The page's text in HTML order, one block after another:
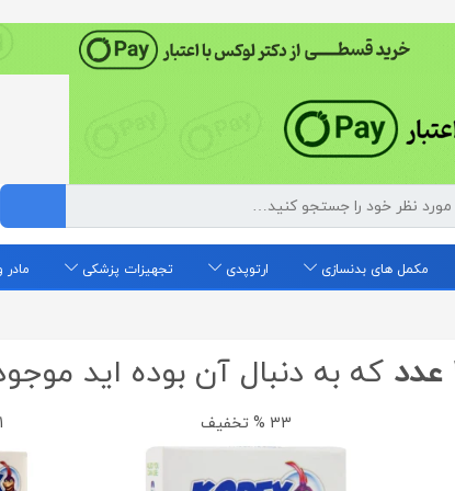
مکمل های بدنسازی ارتوپدی تجهیزات پزشکی
که به دنبال آن بوده اید
33 % تخفیف